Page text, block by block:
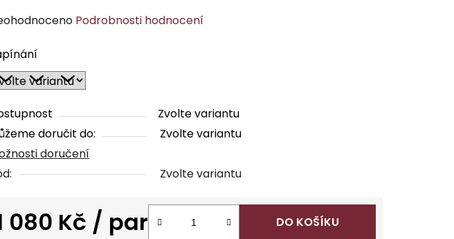
Podrobnosti hodnocení
Zvolte variantu
doručit do:
Zvolte variantu
doručení
Zvolte variantu
080 Kč / par DO KOŠÍKU